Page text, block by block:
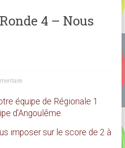
4 – Nous
équipe de Régionale 1
d’Angoulême.
imposer sur le score de 2 à